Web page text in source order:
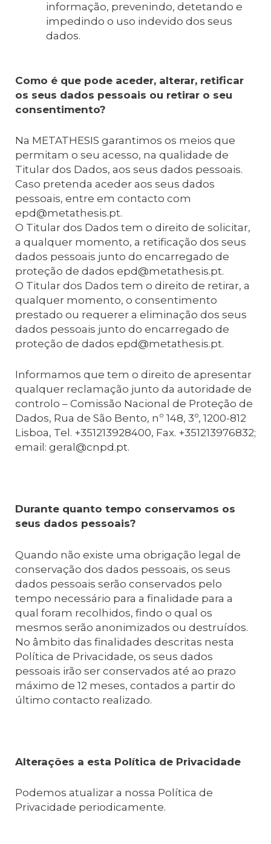
informação, prevenindo, detetando e
impedindo o uso indevido dos seus
dados.
Como é que pode aceder, alterar, retificar
os seus dados pessoais ou retirar o seu
consentimento?
Na METATHESIS garantimos os meios que
permitam o seu acesso, na qualidade de
Titular dos Dados, aos seus dados pessoais.
Caso pretenda aceder aos seus dados
pessoais, entre em contacto com
epd@metathesis.pt.
O Titular dos Dados tem o direito de solicitar,
a qualquer momento, a retificação dos seus
dados pessoais junto do encarregado de
proteção de dados epd@metathesis.pt.
O Titular dos Dados tem o direito de retirar, a
qualquer momento, o consentimento
prestado ou requerer a eliminação dos seus
dados pessoais junto do encarregado de
proteção de dados epd@metathesis.pt.
Informamos que tem o direito de apresentar
qualquer reclamação junto da autoridade de
controlo – Comissão Nacional de Proteção de
Dados, Rua de São Bento, nº 148, 3º, 1200-812
Lisboa, Tel. +351213928400, Fax. +351213976832;
email: geral@cnpd.pt.
Durante quanto tempo conservamos os
seus dados pessoais?
Quando não existe uma obrigação legal de
conservação dos dados pessoais, os seus
dados pessoais serão conservados pelo
tempo necessário para a finalidade para a
qual foram recolhidos, findo o qual os
mesmos serão anonimizados ou destruídos.
No âmbito das finalidades descritas nesta
Política de Privacidade, os seus dados
pessoais irão ser conservados até ao prazo
máximo de 12 meses, contados a partir do
último contacto realizado.
Alterações a esta Política de Privacidade
Podemos atualizar a nossa Política de
Privacidade periodicamente.